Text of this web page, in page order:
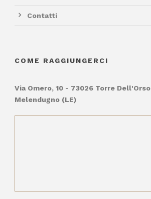
Contatti
COME RAGGIUNGERCI
Via Omero, 10 - 73026 Torre Dell'Orso
Melendugno (LE)